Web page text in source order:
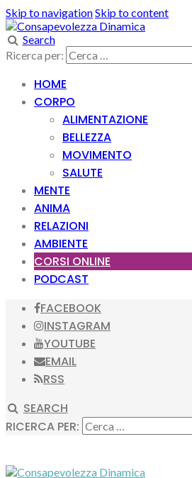
Skip to navigationSkip to content
Search
Ricerca per:
HOME
CORPO
ALIMENTAZIONE
BELLEZZA
MOVIMENTO
SALUTE
MENTE
ANIMA
RELAZIONI
AMBIENTE
CORSI ONLINE
PODCAST
FACEBOOK
INSTAGRAM
YOUTUBE
EMAIL
RSS
SEARCH
RICERCA PER: